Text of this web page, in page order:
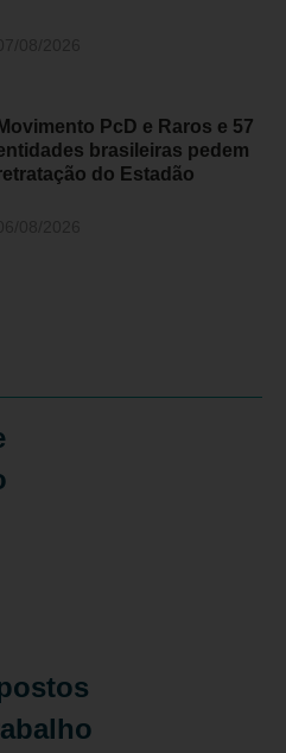
Movimento PcD e Raros e 57
brasileiras pedem
do Estadão